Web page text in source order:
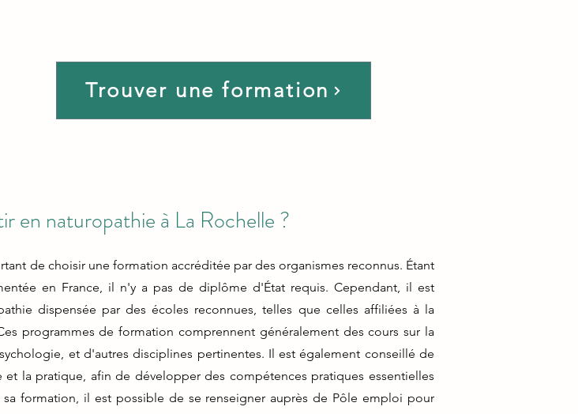
Trouver une formation
en naturopathie à La Rochelle ?
de choisir une formation accréditée par des organismes reconnus. Étant
en France, il n'y a pas de diplôme d'État requis. Cependant, il est
dispensée par des écoles reconnues, telles que celles affiliées à la
programmes de formation comprennent généralement des cours sur la
et d'autres disciplines pertinentes. Il est également conseillé de
la pratique, afin de développer des compétences pratiques essentielles
formation, il est possible de se renseigner auprès de Pôle emploi pour